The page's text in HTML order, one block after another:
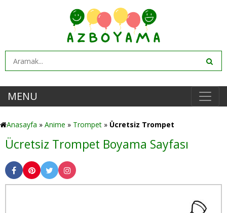
MENU
Anasayfa » Anime » Trompet » Ücretsiz Trompet
Ücretsiz Trompet Boyama Sayfası